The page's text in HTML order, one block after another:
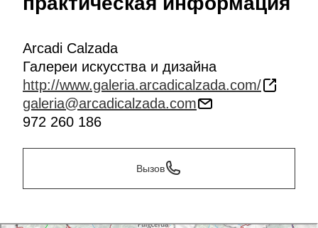
Arcadi Calzada
Галереи искусства и дизайна
http://www.galeria.arcadicalzada.com/
galeria@arcadicalzada.com
972 260 186
Вызов